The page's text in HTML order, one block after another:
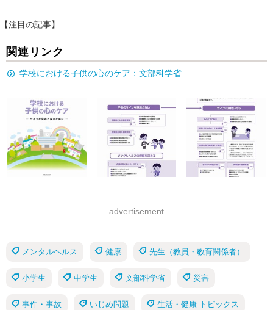
【注目の記事】
関連リンク
学校における子供の心のケア：文部科学省
advertisement
メンタルヘルス 健康 先生（教員・教育関係者）
小学生 中学生 文部科学省 災害
事件・事故 いじめ問題 生活・健康 トピックス